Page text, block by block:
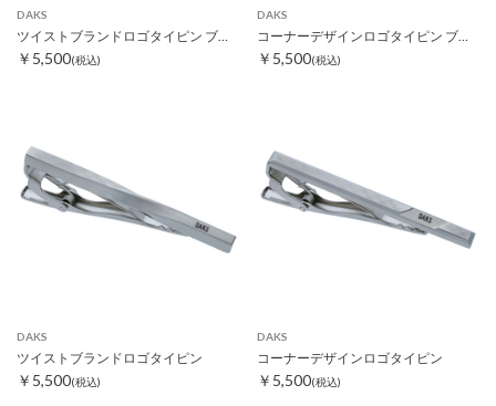
DAKS
￥5,500(税込)
DAKS
コーナーデザインロゴタイピン ブラック
￥5,500(税込)
DAKS
ツイストブランドロゴタイピン
￥5,500(税込)
DAKS
コーナーデザインロゴタイピン
￥5,500(税込)